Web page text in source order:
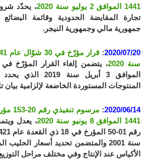
1441 الموافق 2 يوليو سنة 2020
، يحدّد
تجارة المقايضة الحدودية وقائمة
جمهورية مالي وجمهورية النيجر.
2020/07/20
:
سنة 2020
الموافق 3 أبريل سنة
المنتوجات المستوردة الخاضعة لإلزامية بيان
2020/06/14
:
1441 الموافق 8 يونيو سنة 2020
، يعدل
سنة 2001 والمتضمن تحديد أسعار
الأكياس عند الإنتاج وفي مختلف مراحل